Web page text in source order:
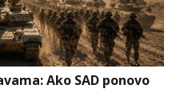
Ako SAD ponovo